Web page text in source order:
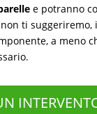
e potranno
ti suggeriremo,
a meno